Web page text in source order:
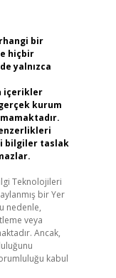
bir
hiçbir
yalnızca
içerikler
kurum
bilgiler taslak
Teknolojileri
bir Yer
nedenle,
veya
Ancak,
kabul